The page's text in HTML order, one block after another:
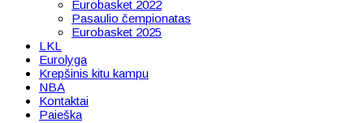
Eurobasket 2022
Pasaulio čempionatas
Eurobasket 2025
LKL
Eurolyga
Krepšinis kitu kampu
NBA
Kontaktai
Paieška